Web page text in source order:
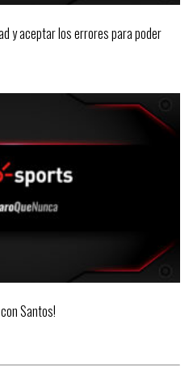
y aceptar los errores para poder
Santos!